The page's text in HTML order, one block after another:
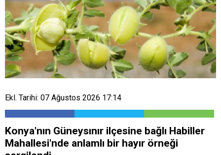
Ekl. Tarihi: 07 Ağustos 2026 17:14
Konya'nın Güneysınır ilçesine bağlı Habiller
Mahallesi'nde anlamlı bir hayır örneği